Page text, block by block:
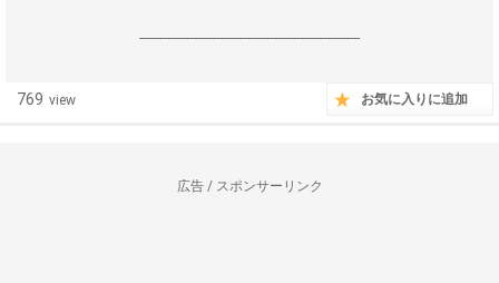
------------------------------------------------------------------
769 view お気に入りに追加
広告 / スポンサーリンク